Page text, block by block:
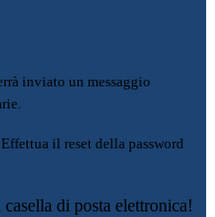
inviato un messaggio
il reset della password
di posta elettronica!